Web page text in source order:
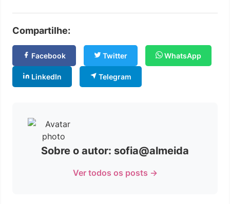
Compartilhe:
Facebook Twitter WhatsApp
LinkedIn Telegram
Sobre o autor: sofia@almeida
Ver todos os posts →